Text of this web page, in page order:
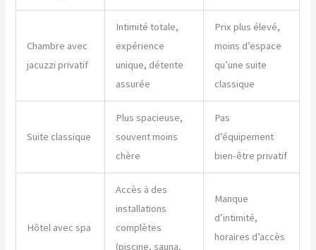
Chambre avec
jacuzzi privatif
Intimité totale,
expérience
unique, détente
assurée
Prix plus élevé,
moins d’espace
qu’une suite
classique
Suite classique
Plus spacieuse,
souvent moins
chère
Pas
d’équipement
bien-être privatif
Hôtel avec spa
Accès à des
installations
complètes
(piscine, sauna,
Manque
d’intimité,
horaires d’accès